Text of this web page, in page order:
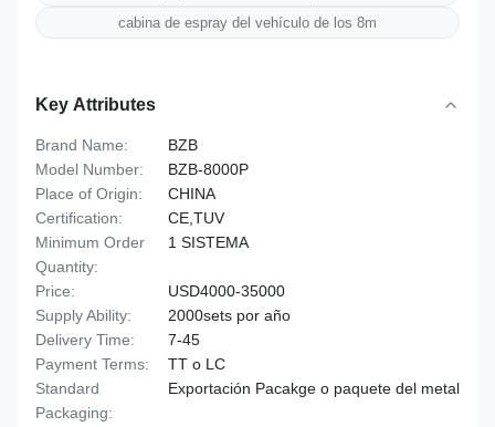
cabina de espray del vehículo de los 8m
Key Attributes
Brand Name:
BZB
Model Number:
BZB-8000P
Place of Origin:
CHINA
Certification:
CE,TUV
Minimum Order
Quantity:
1 SISTEMA
Price:
USD4000-35000
Supply Ability:
2000sets por año
Delivery Time:
7-45
Payment Terms:
TT o LC
Standard
Packaging:
Exportación Pacakge o paquete del metal